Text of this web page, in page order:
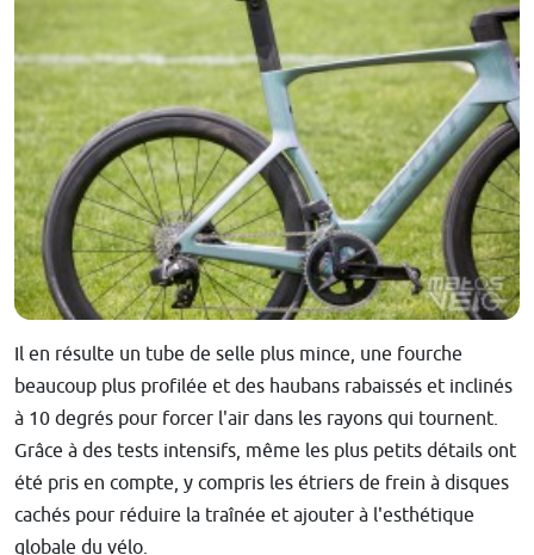
Il en résulte un tube de selle plus mince, une fourche
beaucoup plus profilée et des haubans rabaissés et inclinés
à 10 degrés pour forcer l'air dans les rayons qui tournent.
Grâce à des tests intensifs, même les plus petits détails ont
été pris en compte, y compris les étriers de frein à disques
cachés pour réduire la traînée et ajouter à l'esthétique
globale du vélo.